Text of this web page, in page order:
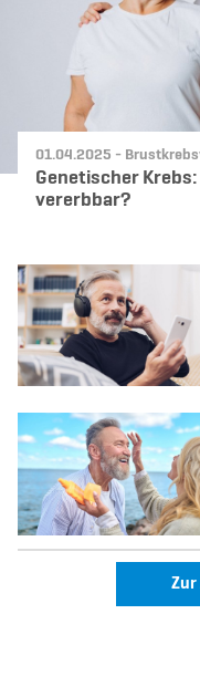
Datum:
01.04.2025 - Kategorie:
Genetischer
vererbbar?